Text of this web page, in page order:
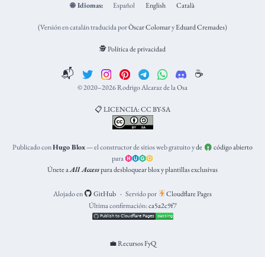
🌐 Idiomas: Español English Català
(Versión en catalán traducida porÒscar ColomaryEduard Cremades)
🕵️ Política de privacidad
📬 ☕️
© 2020–2026 Rodrigo Alcaraz de la Osa
📋 LICENCIA: CC BY-SA
Publicado conHugo Blox— el constructor de sitios web gratuito yde
código abierto
para
Únete aAll Accesspara desbloquear blox y plantillas exclusivas
Alojado en GitHub Servido por
Cloudflare Pages
Última confirmación:ca5a2c9f7
💼 Recursos FyQ